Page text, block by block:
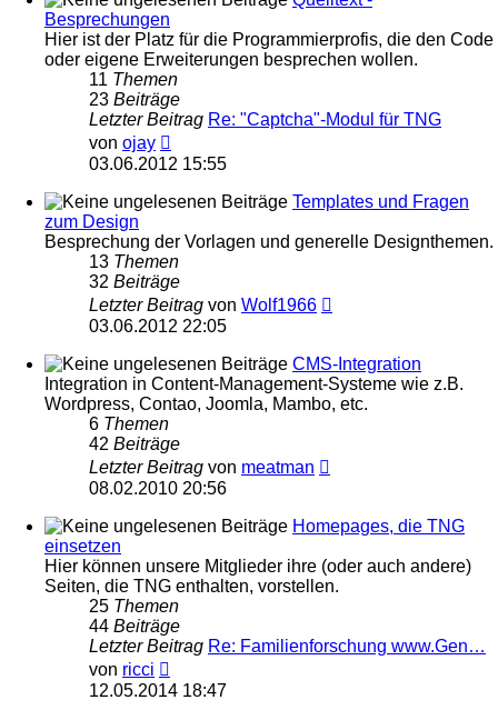
Besprechungen
Hier ist der Platz für die Programmierprofis, die den Code
oder eigene Erweiterungen besprechen wollen.
11 Themen
23 Beiträge
Letzter Beitrag Re: "Captcha"-Modul für TNG
von ojay
Beitrag
03.06.2012 15:55
Templates und Fragen
zum Design
Besprechung der Vorlagen und generelle Designthemen.
13 Themen
32 Beiträge
Letzter Beitrag von Wolf1966
03.06.2012 22:05
CMS-Integration
Integration in Content-Management-Systeme wie z.B.
Wordpress, Contao, Joomla, Mambo, etc.
6 Themen
42 Beiträge
Letzter Beitrag von meatman
08.02.2010 20:56
Homepages, die TNG
einsetzen
Hier können unsere Mitglieder ihre (oder auch andere)
Seiten, die TNG enthalten, vorstellen.
25 Themen
44 Beiträge
Letzter Beitrag Re: Familienforschung www.Gen…
von ricci
Beitrag
12.05.2014 18:47